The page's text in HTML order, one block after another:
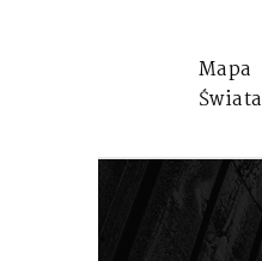
Mapa
Świata